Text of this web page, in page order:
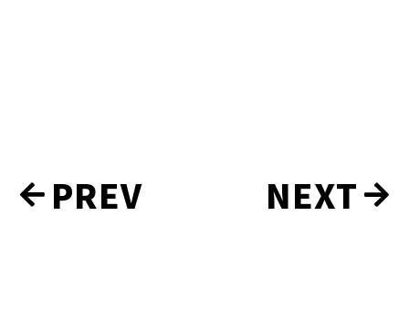
お
知
PREV NEXT